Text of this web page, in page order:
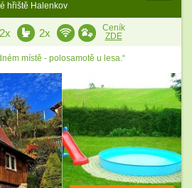
hřiště Halenkov
2x 2x
Ceník
ZDE
místě - polosamotě u lesa.“